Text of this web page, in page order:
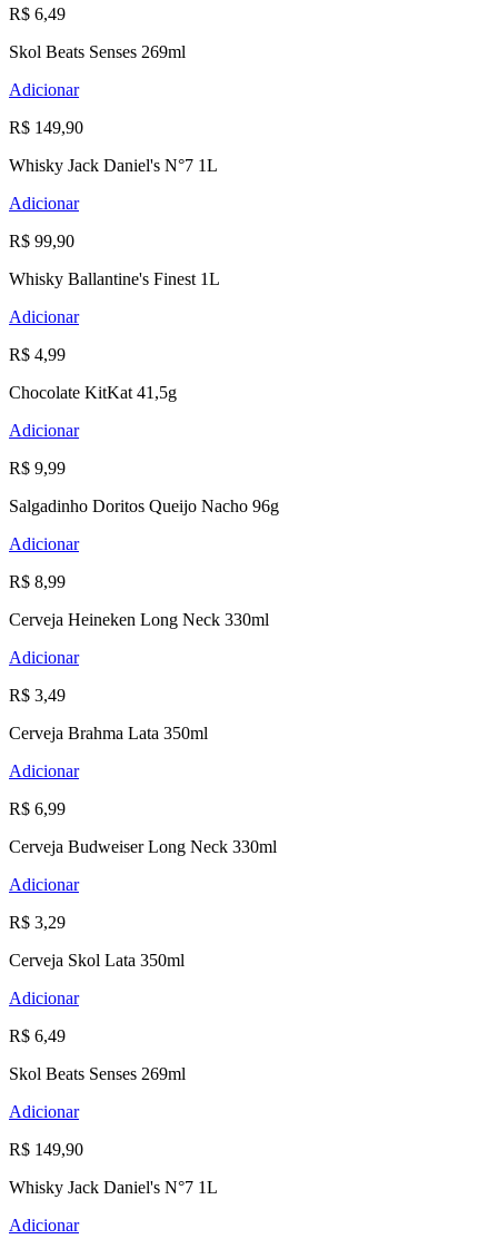
R$ 6,49
Skol Beats Senses 269ml
Adicionar
R$ 149,90
Whisky Jack Daniel's N°7 1L
Adicionar
R$ 99,90
Whisky Ballantine's Finest 1L
Adicionar
R$ 4,99
Chocolate KitKat 41,5g
Adicionar
R$ 9,99
Salgadinho Doritos Queijo Nacho 96g
Adicionar
R$ 8,99
Cerveja Heineken Long Neck 330ml
Adicionar
R$ 3,49
Cerveja Brahma Lata 350ml
Adicionar
R$ 6,99
Cerveja Budweiser Long Neck 330ml
Adicionar
R$ 3,29
Cerveja Skol Lata 350ml
Adicionar
R$ 6,49
Skol Beats Senses 269ml
Adicionar
R$ 149,90
Whisky Jack Daniel's N°7 1L
Adicionar